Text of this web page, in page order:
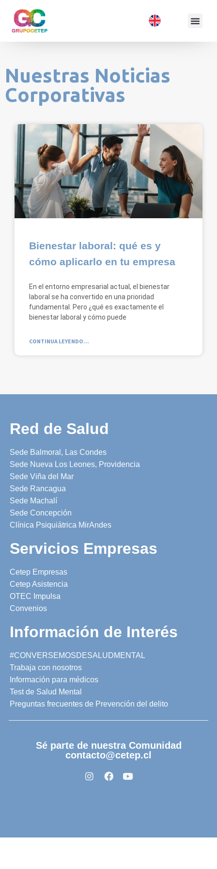
Nuestras Noticias
Corporativas
Bienestar laboral: qué es y
cómo aplicarlo en tu empresa
En el entorno empresarial actual, el bienestar
laboral se ha convertido en una prioridad
fundamental. Pero ¿qué es exactamente el
bienestar laboral y cómo puede
CONTINUA LEYENDO...
Red de Salud
Sede Balmoral, Las Condes
Sede Nueva Los Leones, Providencia
Sede Viña del Mar
Sede Rancagua
Sede Machalí
Sede Concepción
Clínica Psiquiátrica MirAndes
Servicios Empresas
Cetep Empresas
Cetep Asistencia
OTEC Impulsa
Convenios
Información de Interés
#CONVERSEMOSDESALUDMENTAL
Trabaja con nosotros
Información para médicos
Test de Salud Mental
Preguntas frecuentes de Prevención del delito
Sé parte de nuestra Comunidad
contacto@cetep.cl